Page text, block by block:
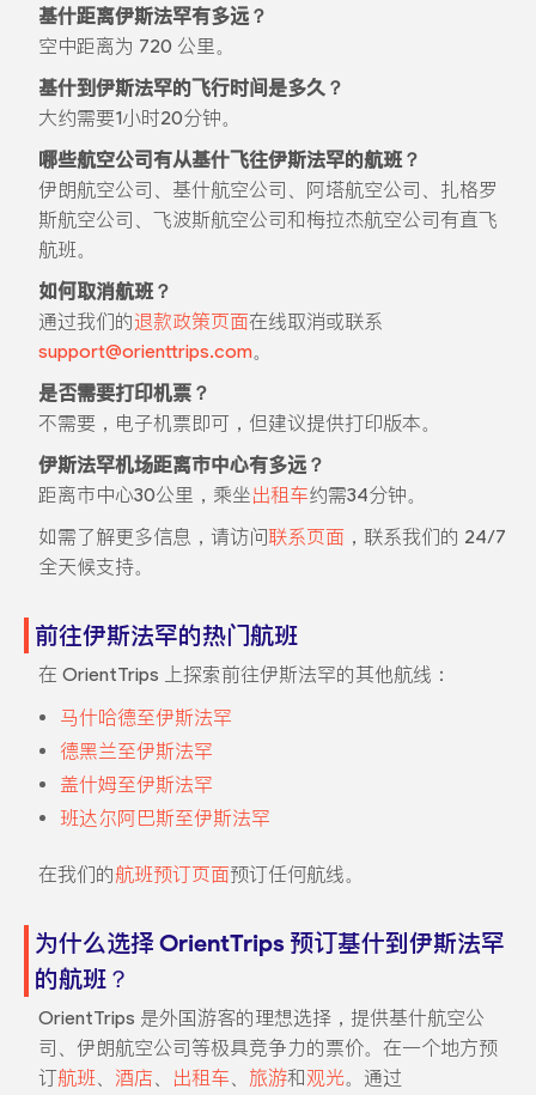
基什距离伊斯法罕有多远？
空中距离为 720 公里。
基什到伊斯法罕的飞行时间是多久？
大约需要1小时20分钟。
哪些航空公司有从基什飞往伊斯法罕的航班？
伊朗航空公司、基什航空公司、阿塔航空公司、扎格罗
斯航空公司、飞波斯航空公司和梅拉杰航空公司有直飞
航班。
如何取消航班？
通过我们的退款政策页面在线取消或联系
support@orienttrips.com。
是否需要打印机票？
不需要，电子机票即可，但建议提供打印版本。
伊斯法罕机场距离市中心有多远？
距离市中心30公里，乘坐出租车约需34分钟。
如需了解更多信息，请访问联系页面 ，联系我们的 24/7
全天候支持。
前往伊斯法罕的热门航班
在 OrientTrips 上探索前往伊斯法罕的其他航线：
马什哈德至伊斯法罕
德黑兰至伊斯法罕
盖什姆至伊斯法罕
班达尔阿巴斯至伊斯法罕
在我们的航班预订页面预订任何航线。
为什么选择 OrientTrips 预订基什到伊斯法罕
的航班？
OrientTrips 是外国游客的理想选择，提供基什航空公
司、伊朗航空公司等极具竞争力的票价。在一个地方预
订航班、 酒店、 出租车、 旅游和观光。通过